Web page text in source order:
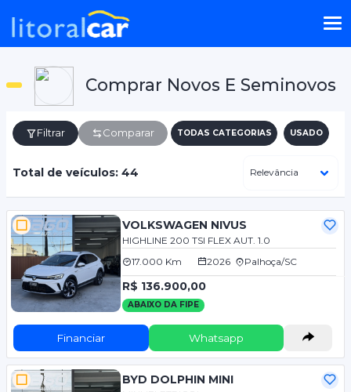
Comprar Novos E Seminovos
Filtrar Comparar TODAS CATEGORIAS USADO
Total de veículos: 44
VOLKSWAGEN NIVUS
HIGHLINE 200 TSI FLEX AUT. 1.0
17.000 Km
2026 Palhoça/SC
R$ 136.900,00
ABAIXO DA FIPE
Financiar Whatsapp
BYD DOLPHIN MINI